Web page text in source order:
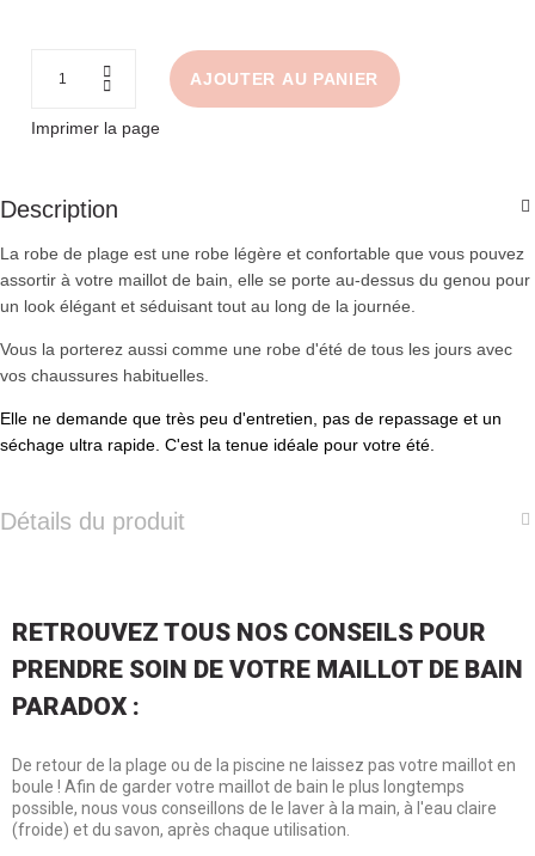
AJOUTER AU PANIER
Imprimer la page
Description
La robe de plage est une robe légère et confortable que vous pouvez
assortir à votre maillot de bain, elle se porte au-dessus du genou pour
un look élégant et séduisant tout au long de la journée.
Vous la porterez aussi comme une robe d'été de tous les jours avec
vos chaussures habituelles.
Elle ne demande que très peu d'entretien, pas de repassage et un
séchage ultra rapide. C'est la tenue idéale pour votre été.
Détails du produit
RETROUVEZ TOUS NOS CONSEILS POUR
PRENDRE SOIN DE VOTRE MAILLOT DE BAIN
PARADOX :
De retour de la plage ou de la piscine ne laissez pas votre maillot en
boule ! Afin de garder votre maillot de bain le plus longtemps
possible, nous vous conseillons de le laver à la main, à l'eau claire
(froide) et du savon, après chaque utilisation.